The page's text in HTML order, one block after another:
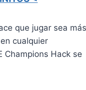
que jugar sea más
cualquier
Champions Hack se